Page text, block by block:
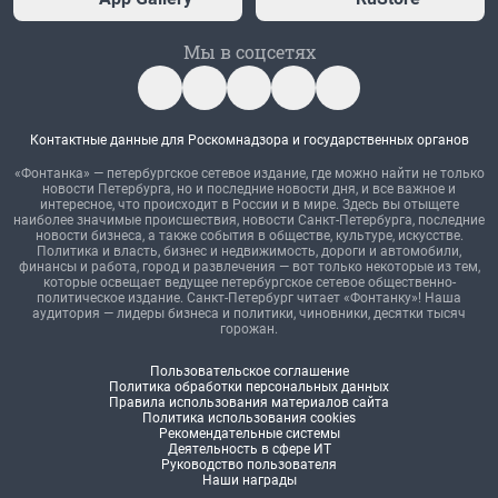
Мы в соцсетях
Контактные данные для Роскомнадзора и государственных органов
«Фонтанка» — петербургское сетевое издание, где можно найти не только
новости Петербурга, но и последние новости дня, и все важное и
интересное, что происходит в России и в мире. Здесь вы отыщете
наиболее значимые происшествия, новости Санкт-Петербурга, последние
новости бизнеса, а также события в обществе, культуре, искусстве.
Политика и власть, бизнес и недвижимость, дороги и автомобили,
финансы и работа, город и развлечения — вот только некоторые из тем,
которые освещает ведущее петербургское сетевое общественно-
политическое издание. Санкт-Петербург читает «Фонтанку»! Наша
аудитория — лидеры бизнеса и политики, чиновники, десятки тысяч
горожан.
Пользовательское соглашение
Политика обработки персональных данных
Правила использования материалов сайта
Политика использования cookies
Рекомендательные системы
Деятельность в сфере ИТ
Руководство пользователя
Наши награды